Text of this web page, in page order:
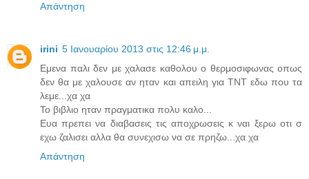
Απάντηση
irini 5 Ιανουαρίου 2013 στις 12:46 μ.μ.
Εμενα παλι δεν με χαλασε καθολου ο θερμοσιφωνας οπως
δεν θα με χαλουσε αν ηταν και απειλη για ΤΝΤ εδω που τα
λεμε...χα χα
Το βιβλιο ηταν πραγματικα πολυ καλο...
Ευα πρεπει να διαβασεις τις αποχρωσεις κ ναι ξερω οτι σ
εχω ζαλισει αλλα θα συνεχισω να σε πρηζω...χα χα
Απάντηση